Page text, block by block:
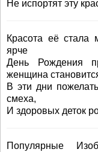
Не испортят эту
Красота её
ярче
День Рождения
женщина
В эти дни
смеха,
И здоровых деток
Популярные